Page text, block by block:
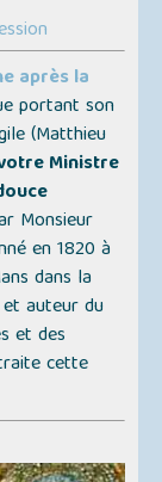
après la
portant son
(Matthieu
Ministre
Monsieur
en 1820 à
dans la
auteur du
et des
cette